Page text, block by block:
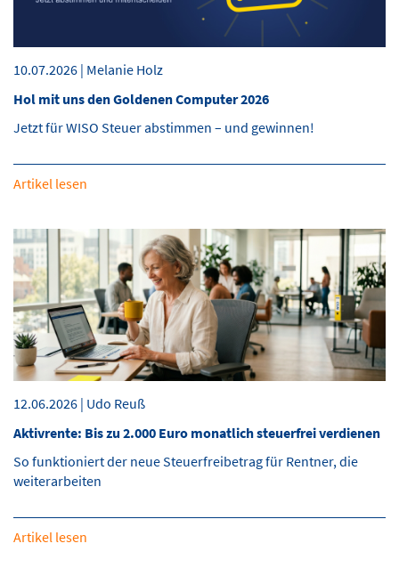
10.07.2026 | Melanie Holz
Hol mit uns den Goldenen Computer 2026
Jetzt für WISO Steuer abstimmen – und gewinnen!
Artikel lesen
12.06.2026 | Udo Reuß
Aktivrente: Bis zu 2.000 Euro monatlich steuerfrei verdienen
So funktioniert der neue Steuerfreibetrag für Rentner, die
weiterarbeiten
Artikel lesen